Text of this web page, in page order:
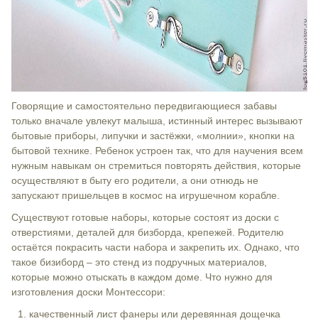
Говорящие и самостоятельно передвигающиеся забавы
только вначале увлекут малыша, истинный интерес вызывают
бытовые приборы, липучки и застёжки, «молнии», кнопки на
бытовой технике. Ребенок устроен так, что для научения всем
нужным навыкам он стремиться повторять действия, которые
осуществляют в быту его родители, а они отнюдь не
запускают пришельцев в космос на игрушечном корабле.
Существуют готовые наборы, которые состоят из доски с
отверстиями, деталей для бизборда, крепежей. Родителю
остаётся покрасить части набора и закрепить их. Однако, что
такое бизиборд – это стенд из подручных материалов,
которые можно отыскать в каждом доме. Что нужно для
изготовления доски Монтессори:
качественный лист фанеры или деревянная дощечка